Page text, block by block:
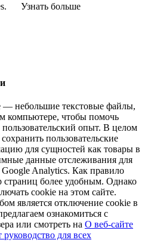
Узнать больше
— небольшие текстовые файлы,
компьютере, чтобы помочь
опыт. В целом
пользовательские
для сущностей как товары в
данные отслеживания для
Analytics. Как правило
более удобным. Однако
cookie на этом сайте.
является отключение cookie в
ознакомиться с
или смотреть на О веб-сайте
для всех